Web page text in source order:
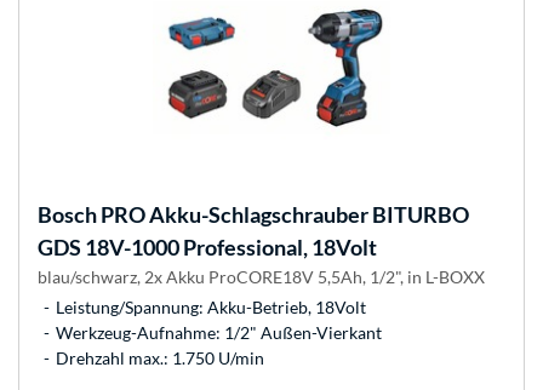
BoschPRO Akku-Schlagschrauber BITURBO
GDS 18V-1000 Professional, 18Volt
blau/schwarz, 2x Akku ProCORE18V 5,5Ah, 1/2", in L-BOXX
Leistung/Spannung: Akku-Betrieb, 18Volt
Werkzeug-Aufnahme: 1/2" Außen-Vierkant
Drehzahl max.: 1.750 U/min